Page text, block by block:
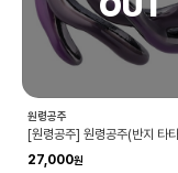
원령공주
[원령공주] 원령공주(반지 타
27,000